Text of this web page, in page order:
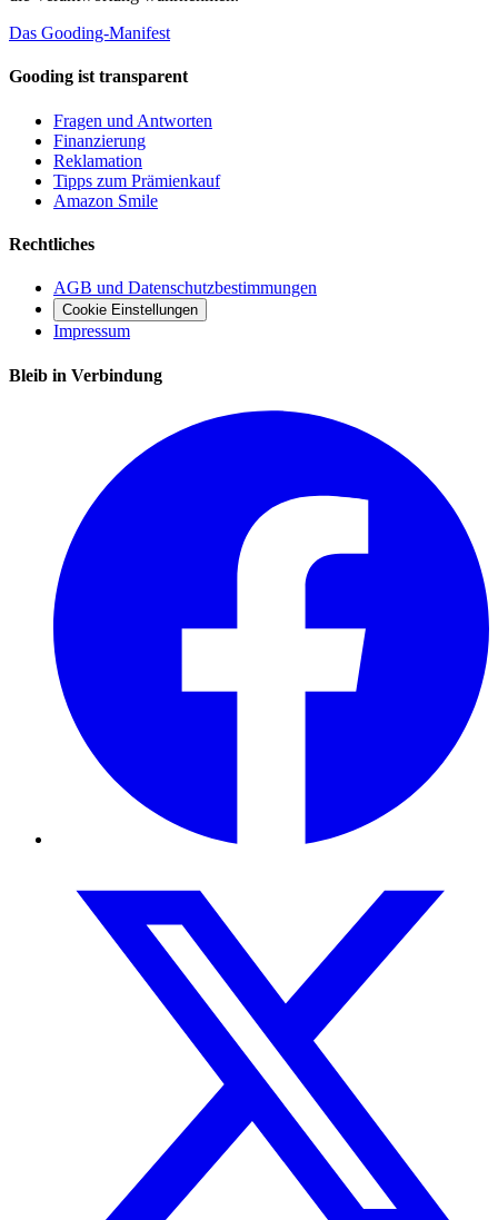
Das Gooding-Manifest
Gooding ist transparent
Fragen und Antworten
Finanzierung
Reklamation
Tipps zum Prämienkauf
Amazon Smile
Rechtliches
AGB und Datenschutzbestimmungen
Cookie Einstellungen
Impressum
Bleib in Verbindung